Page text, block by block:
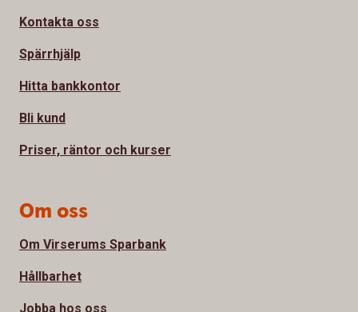
Kontakta oss
Spärrhjälp
Hitta bankkontor
Bli kund
Priser, räntor och kurser
Om oss
Om Virserums Sparbank
Hållbarhet
Jobba hos oss